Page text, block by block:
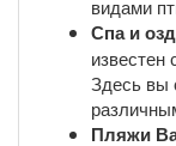
видами
Спа и
Здесь вы
Пляжи